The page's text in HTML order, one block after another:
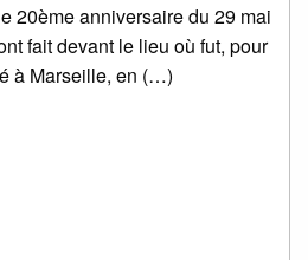
20ème anniversaire du 29 mai
fait devant le lieu où fut, pour
à Marseille, en (…)